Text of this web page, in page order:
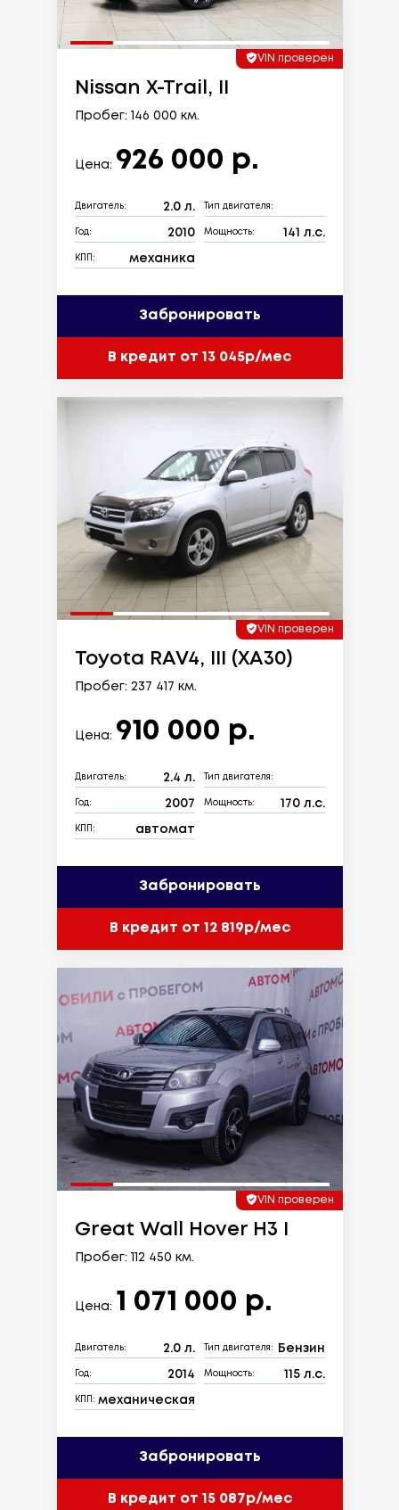
VIN проверен
Nissan X-Trail, II
Пробег: 146 000 км.
Цена: 926 000 р.
Двигатель: 2.0 л. Тип двигателя:
Год: 2010 Мощность: 141 л.с.
КПП: механика
Забронировать
В кредит от 13 045р/мес
VIN проверен
Toyota RAV4, III (XA30)
Пробег: 237 417 км.
Цена: 910 000 р.
Двигатель: 2.4 л. Тип двигателя:
Год: 2007 Мощность: 170 л.с.
КПП: автомат
Забронировать
В кредит от 12 819р/мес
VIN проверен
Great Wall Hover H3 I
Пробег: 112 450 км.
Цена: 1 071 000 р.
Двигатель: 2.0 л. Тип двигателя: Бензин
Год: 2014 Мощность: 115 л.с.
КПП: механическая
Забронировать
В кредит от 15 087р/мес